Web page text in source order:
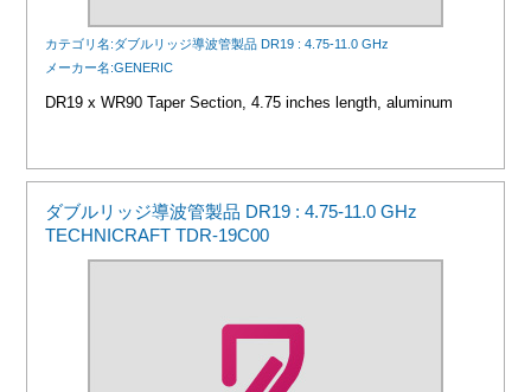
カテゴリ名:ダブルリッジ導波管製品 DR19 : 4.75-11.0 GHz
メーカー名:GENERIC
DR19 x WR90 Taper Section, 4.75 inches length, aluminum
ダブルリッジ導波管製品 DR19 : 4.75-11.0 GHz
TECHNICRAFT TDR-19C00